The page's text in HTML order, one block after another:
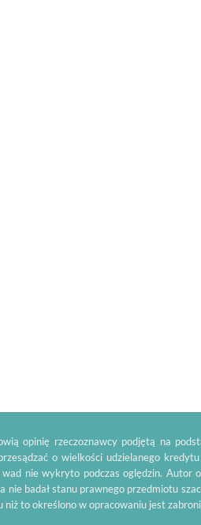
opinię rzeczoznawcy podjętą na
o wielkości udzielanego
nie wykryto podczas oględzin. Autor
nie badał stanu prawnego przedmiotu
niż to określono w opracowaniu jest